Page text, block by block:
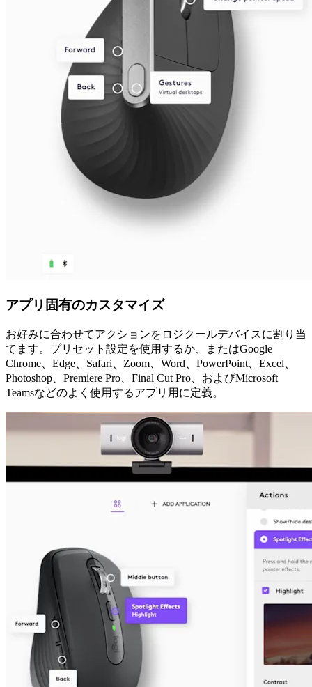
アプリ固有のカスタマイズ
お好みに合わせてアクションをロジクールデバイスに割り当
てます。プリセット設定を使用するか、またはGoogle
Chrome、Edge、Safari、Zoom、Word、PowerPoint、Excel、
Photoshop、Premiere Pro、Final Cut Pro、およびMicrosoft
Teamsなどのよく使用するアプリ用に定義。